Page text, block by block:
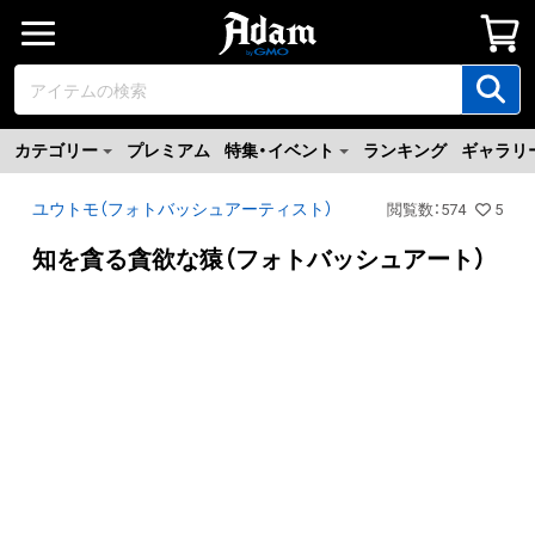
カテゴリー プレミアム 特集・イベント ランキング ギャラリ
ユウトモ（フォトバッシュアーティスト） 閲覧数 ： 574 5
知を貪る貪欲な猿（フォトバッシュアート）